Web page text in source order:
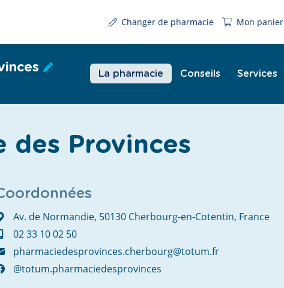
Changer de pharmacie Mon panier
La pharmacie Conseils Services
des Provinces
Av. de Normandie, 50130 Cherbourg-en-Cotentin, France
02 33 10 02 50
pharmaciedesprovinces.cherbourg@totum.fr
@totum.pharmaciedesprovinces